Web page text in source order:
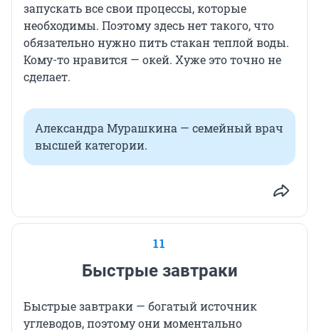
запускать все свои процессы, которые
необходимы. Поэтому здесь нет такого, что
обязательно нужно пить стакан теплой воды.
Кому-то нравится — окей. Хуже это точно не
сделает.
Александра Мурашкина — семейный врач
высшей категории.
11
Быстрые завтраки
Быстрые завтраки — богатый источник
углеводов, поэтому они моментально